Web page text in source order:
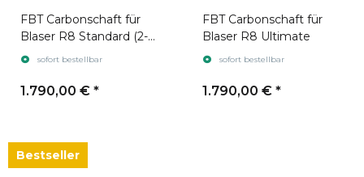
FBT Carbonschaft für
Blaser R8 Standard (2-
part)sofort bestellbar
1.790,00 € *
FBT Carbonschaft für
Blaser R8 Ultimate
sofort bestellbar
1.790,00 € *
Bestseller